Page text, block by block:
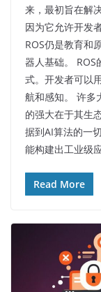
来，最初旨在解
因为它允许开发
ROS仍是教育和
器人基础。​
式。开发者可以
航和感知。 许多
的强大在于其生
据到AI算法的一
能构建出工业级
Read More